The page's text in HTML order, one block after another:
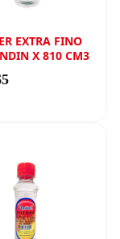
$ 8.390.
EXTRA FINO
X 810 CM3